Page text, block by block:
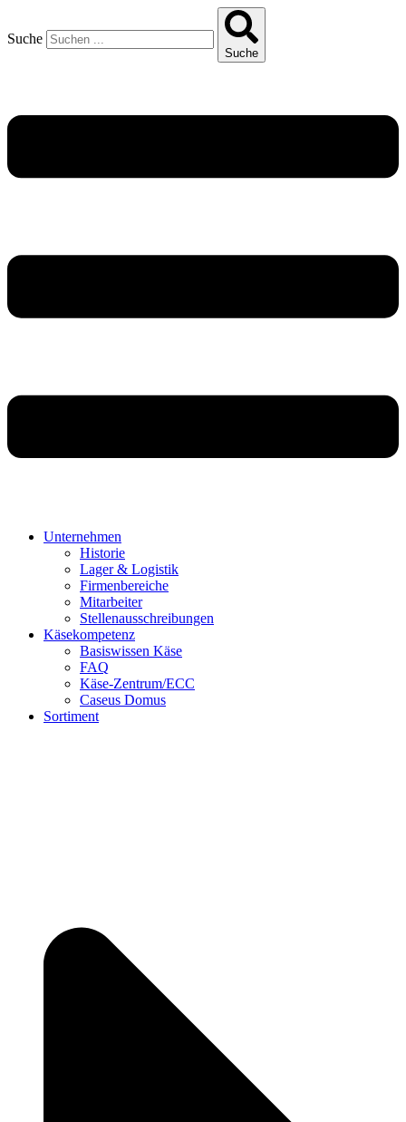
Suche
Suche
Unternehmen
Historie
Lager & Logistik
Firmenbereiche
Mitarbeiter
Stellenausschreibungen
Käsekompetenz
Basiswissen Käse
FAQ
Käse-Zentrum/ECC
Caseus Domus
Sortiment